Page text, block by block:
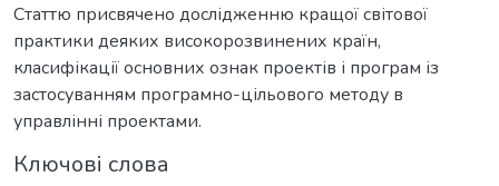
Статтю присвячено дослідженню кращої світової
практики деяких високорозвинених країн,
класифікації основних ознак проектів і програм із
застосуванням програмно-цільового методу в
управлінні проектами.
Ключові слова